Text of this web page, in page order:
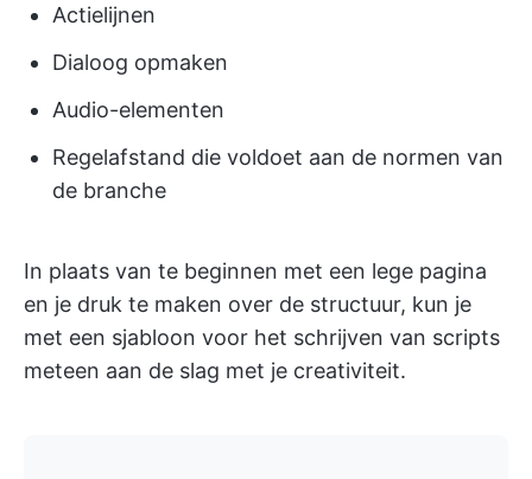
Actielijnen
Dialoog opmaken
Audio-elementen
Regelafstand die voldoet aan de normen van
de branche
In plaats van te beginnen met een lege pagina
en je druk te maken over de structuur, kun je
met een sjabloon voor het schrijven van scripts
meteen aan de slag met je creativiteit.